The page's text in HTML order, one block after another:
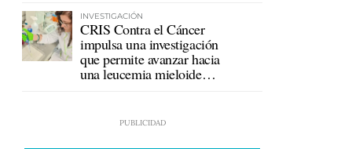
INVESTIGACIÓN
CRIS Contra el Cáncer
impulsa una investigación
que permite avanzar hacia
una leucemia mieloide